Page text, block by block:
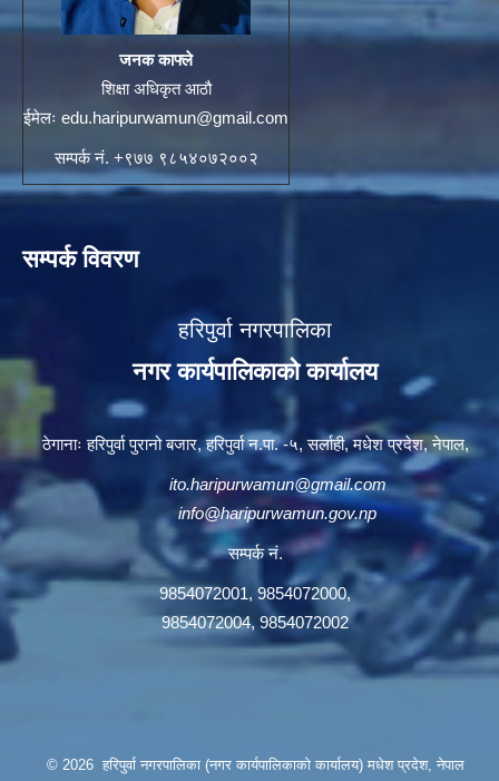
जनक काफ्ले
शिक्षा अधिकृत आठौ
ईमेलः edu.haripurwamun@gmail.com
सम्पर्क नं. +९७७ ९८५४०७२००२
सम्पर्क विवरण
हरिपुर्वा नगरपालिका
नगर कार्यपालिकाको कार्यालय
ठेगानाः हरिपुर्वा पुरानो बजार, हरिपुर्वा न.पा. -५, सर्लाही, मधेश प्रदेश, नेपाल,
ito.haripurwamun@gmail.com
info@haripurwamun.gov.np
सम्पर्क नं.
9854072001, 9854072000,
9854072004, 9854072002
© 2026 हरिपुर्वा नगरपालिका (नगर कार्यपालिकाको कार्यालय) मधेश प्रदेश, नेपाल